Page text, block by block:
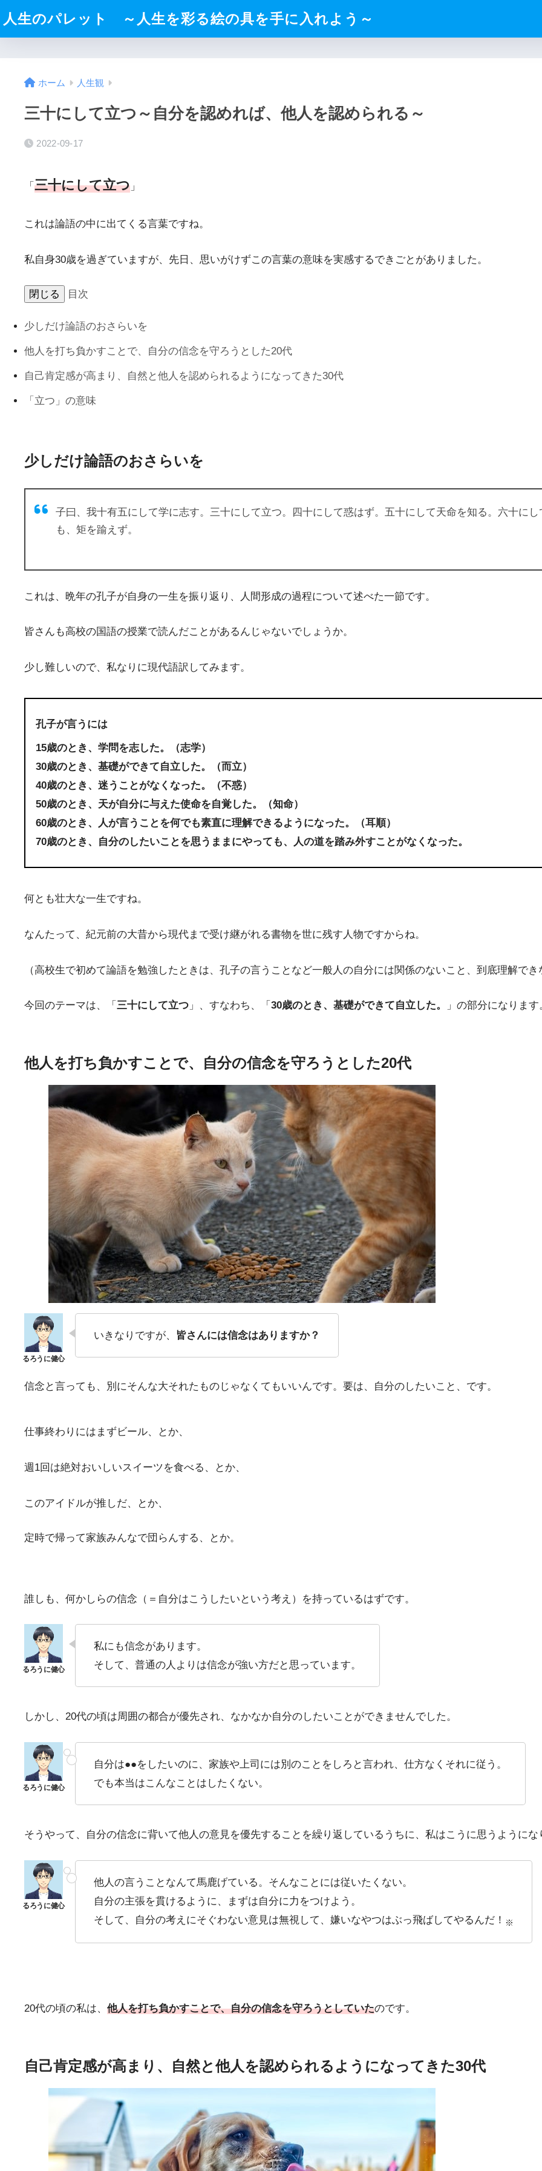
人生のパレット ～人生を彩る絵の具を手に入れよう～
ホーム 人生観
三十にして立つ～自分を認めれば、他人を認められる～
2022-09-17
「 三十にして立つ 」
これは論語の中に出てくる言葉ですね。
私自身30歳を過ぎていますが、先日、思いがけずこの言葉の意味を実感するできごとがありました。
閉じる 目次
少しだけ論語のおさらいを
他人を打ち負かすことで、自分の信念を守ろうとした20代
自己肯定感が高まり、自然と他人を認められるようになってきた30代
「立つ」の意味
少しだけ論語のおさらいを
子曰、我十有五にして学に志す。三十にして立つ。四十にして惑はず。五十にして天命を知る。六十に
も、矩を踰えず。
これは、晩年の孔子が自身の一生を振り返り、人間形成の過程について述べた一節です。
皆さんも高校の国語の授業で読んだことがあるんじゃないでしょうか。
少し難しいので、私なりに現代語訳してみます。
孔子が言うには
15歳のとき、学問を志した。（志学）
30歳のとき、基礎ができて自立した。（而立）
40歳のとき、迷うことがなくなった。（不惑）
50歳のとき、天が自分に与えた使命を自覚した。（知命）
60歳のとき、人が言うことを何でも素直に理解できるようになった。（耳順）
70歳のとき、自分のしたいことを思うままにやっても、人の道を踏み外すことがなくなった。
何とも壮大な一生ですね。
なんたって、紀元前の大昔から現代まで受け継がれる書物を世に残す人物ですからね。
（高校生で初めて論語を勉強したときは、孔子の言うことなど一般人の自分には関係のないこと、到底理解でき
今回のテーマは、「 三十にして立つ 」、すなわち、「 30歳のとき、基礎ができて自立した。 」の部分になります
他人を打ち負かすことで、自分の信念を守ろうとした20代
いきなりですが、 皆さんには信念はありますか？
信念と言っても、別にそんな大それたものじゃなくてもいいんです。要は、自分のしたいこと、です。
仕事終わりにはまずビール、とか、
週1回は絶対おいしいスイーツを食べる、とか、
このアイドルが推しだ、とか、
定時で帰って家族みんなで団らんする、とか。
誰しも、何かしらの信念（＝自分はこうしたいという考え）を持っているはずです。
私にも信念があります。
そして、普通の人よりは信念が強い方だと思っています。
しかし、20代の頃は周囲の都合が優先され、なかなか自分のしたいことができませんでした。
自分は●●をしたいのに、家族や上司には別のことをしろと言われ、仕方なくそれに従う。
でも本当はこんなことはしたくない。
そうやって、自分の信念に背いて他人の意見を優先することを繰り返しているうちに、私はこうに思うようにな
他人の言うことなんて馬鹿げている。そんなことには従いたくない。
自分の主張を貫けるように、まずは自分に力をつけよう。
そして、自分の考えにそぐわない意見は無視して、嫌いなやつはぶっ飛ばしてやるんだ！ ※
20代の頃の私は、 他人を打ち負かすことで、自分の信念を守ろうとしていたのです。
自己肯定感が高まり、自然と他人を認められるようになってきた30代